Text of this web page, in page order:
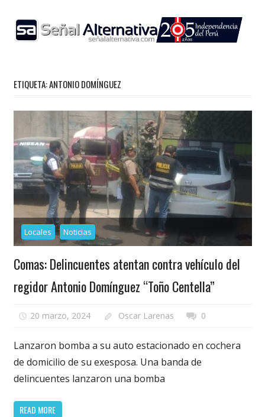
content
ETIQUETA:ANTONIO DOMÍNGUEZ
Locales Noticias
Comas: Delincuentes atentan contra vehículo del
regidor Antonio Domínguez “Toño Centella”
20 marzo, 2024 Oscar Larenas 0
Lanzaron bomba a su auto estacionado en cochera
de domicilio de su exesposa. Una banda de
delincuentes lanzaron una bomba
READ MORE